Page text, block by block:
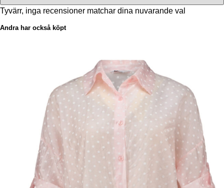
Tyvärr, inga recensioner matchar dina nuvarande val
Andra har också köpt